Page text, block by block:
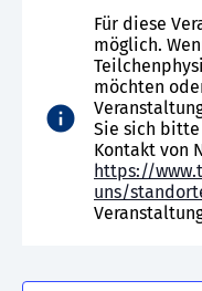
Für diese
möglich.
möchten
Sie sich
Kontakt von
https://
uns/